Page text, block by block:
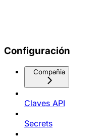
Configuración
Compañia
Claves API
Secrets